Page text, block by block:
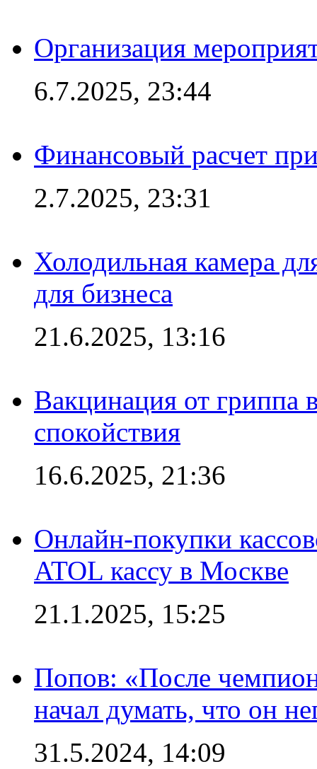
Организация
6.7.2025, 23:44
Финансовый расчет
2.7.2025, 23:31
Холодильная камера
для бизнеса
21.6.2025, 13:16
Вакцинация от гриппа
спокойствия
16.6.2025, 21:36
Онлайн-покупки
ATOL кассу в Москве
21.1.2025, 15:25
Попов: «После
начал думать, что он
31.5.2024, 14:09